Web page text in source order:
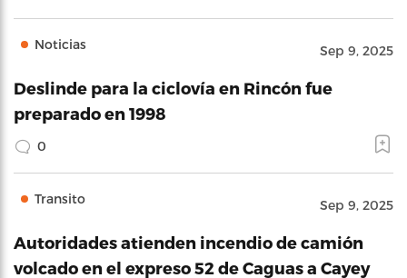
Noticias Sep 9, 2025
Deslinde para la ciclovía en Rincón fue
preparado en 1998
0
Transito Sep 9, 2025
Autoridades atienden incendio de camión
volcado en el expreso 52 de Caguas a Cayey